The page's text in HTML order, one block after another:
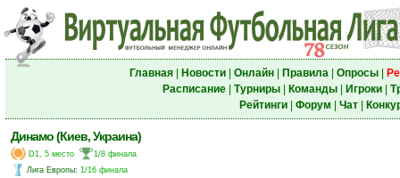
Главная| Новости| Онлайн| Правила| Опросы|
Расписание| Турниры| Команды| Игроки|
Рейтинги| Форум Чат|
Динамо (Киев, Украина)
D1, 5 место
1/8 финала
Лига Европы: 1/16 финала